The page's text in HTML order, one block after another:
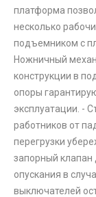
платформа
несколько
подъемником с
Ножничный
конструкции в
опоры
эксплуатации. -
работников от
перегрузки
запорный
опускания в
выключателей